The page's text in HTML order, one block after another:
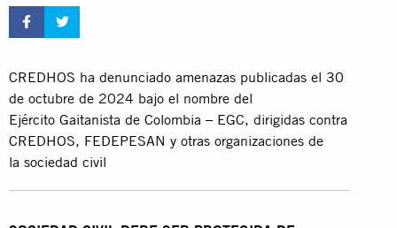
CREDHOS ha denunciado amenazas publicadas el 30
de octubre de 2024 bajo el nombre del
Ejército Gaitanista de Colombia – EGC, dirigidas contra
CREDHOS, FEDEPESAN y otras organizaciones de
la sociedad civil